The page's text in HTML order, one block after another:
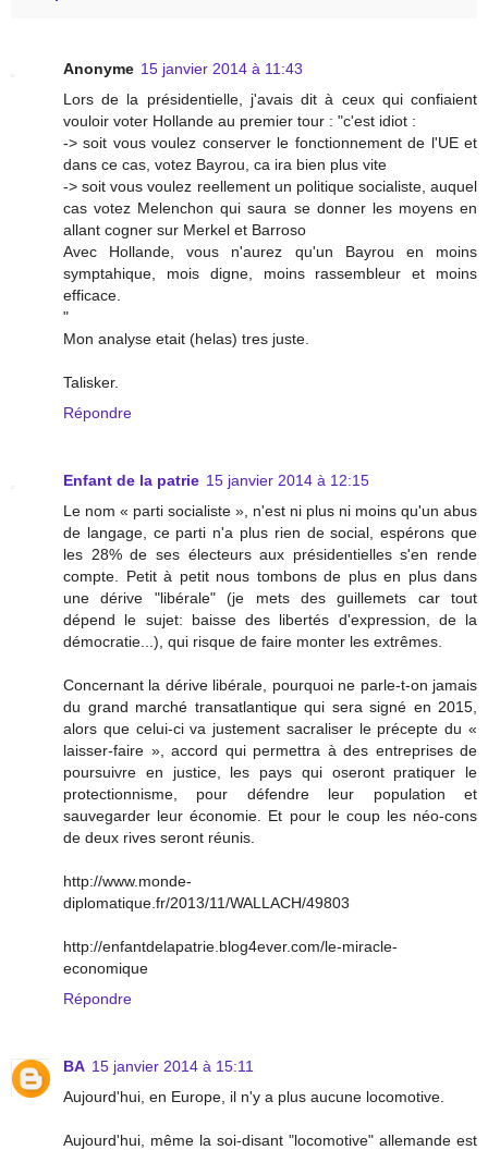
Anonyme 15 janvier 2014 à 11:43
Lors de la présidentielle, j'avais dit à ceux qui confiaient
vouloir voter Hollande au premier tour : "c'est idiot :
-> soit vous voulez conserver le fonctionnement de l'UE et
dans ce cas, votez Bayrou, ca ira bien plus vite
-> soit vous voulez reellement un politique socialiste, auquel
cas votez Melenchon qui saura se donner les moyens en
allant cogner sur Merkel et Barroso
Avec Hollande, vous n'aurez qu'un Bayrou en moins
symptahique, mois digne, moins rassembleur et moins
efficace.
"
Mon analyse etait (helas) tres juste.
Talisker.
Répondre
Enfant de la patrie 15 janvier 2014 à 12:15
Le nom « parti socialiste », n'est ni plus ni moins qu'un abus
de langage, ce parti n'a plus rien de social, espérons que
les 28% de ses électeurs aux présidentielles s'en rende
compte. Petit à petit nous tombons de plus en plus dans
une dérive "libérale" (je mets des guillemets car tout
dépend le sujet: baisse des libertés d'expression, de la
démocratie...), qui risque de faire monter les extrêmes.
Concernant la dérive libérale, pourquoi ne parle-t-on jamais
du grand marché transatlantique qui sera signé en 2015,
alors que celui-ci va justement sacraliser le précepte du «
laisser-faire », accord qui permettra à des entreprises de
poursuivre en justice, les pays qui oseront pratiquer le
protectionnisme, pour défendre leur population et
sauvegarder leur économie. Et pour le coup les néo-cons
de deux rives seront réunis.
http://www.monde-
diplomatique.fr/2013/11/WALLACH/49803
http://enfantdelapatrie.blog4ever.com/le-miracle-
economique
Répondre
BA 15 janvier 2014 à 15:11
Aujourd'hui, en Europe, il n'y a plus aucune locomotive.
Aujourd'hui, même la soi-disant "locomotive" allemande est